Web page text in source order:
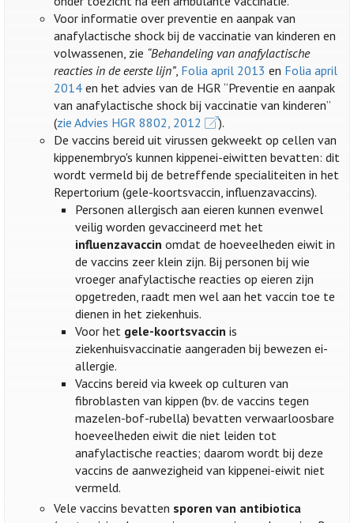
Voor informatie over preventie en aanpak van
anafylactische shock bij de vaccinatie van kinderen en
volwassenen, zie “Behandeling van anafylactische
reacties in de eerste lijn”, Folia april 2013 en Folia april
2014 en het advies van de HGR “Preventie en aanpak
van anafylactische shock bij vaccinatie van kinderen”
(zie Advies HGR 8802, 2012
).
De vaccins bereid uit virussen gekweekt op cellen van
kippenembryo's kunnen kippenei-eiwitten bevatten: dit
wordt vermeld bij de betreffende specialiteiten in het
Repertorium (gele-koortsvaccin, influenzavaccins).
Personen allergisch aan eieren kunnen evenwel
veilig worden gevaccineerd met het
influenzavaccin omdat de hoeveelheden eiwit in
de vaccins zeer klein zijn. Bij personen bij wie
vroeger anafylactische reacties op eieren zijn
opgetreden, raadt men wel aan het vaccin toe te
dienen in het ziekenhuis.
Voor het gele-koortsvaccin is
ziekenhuisvaccinatie aangeraden bij bewezen ei-
allergie.
Vaccins bereid via kweek op culturen van
fibroblasten van kippen (bv. de vaccins tegen
mazelen-bof-rubella) bevatten verwaarloosbare
hoeveelheden eiwit die niet leiden tot
anafylactische reacties; daarom wordt bij deze
vaccins de aanwezigheid van kippenei-eiwit niet
vermeld.
Vele vaccins bevatten sporen van antibiotica